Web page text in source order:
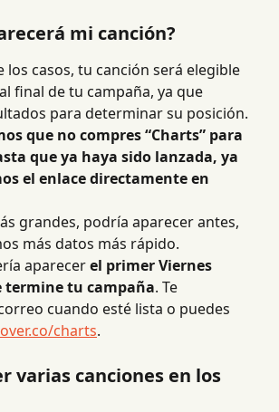
mi canción?
los casos, tu canción será elegible
final de tu campaña, ya que
para determinar su posición.
que no compres “Charts” para
que ya haya sido lanzada, ya
el enlace directamente en
grandes, podría aparecer antes,
más datos más rápido.
aparecer el primer Viernes
termine tu campaña. Te
cuando esté lista o puedes
charts.
varias canciones en los